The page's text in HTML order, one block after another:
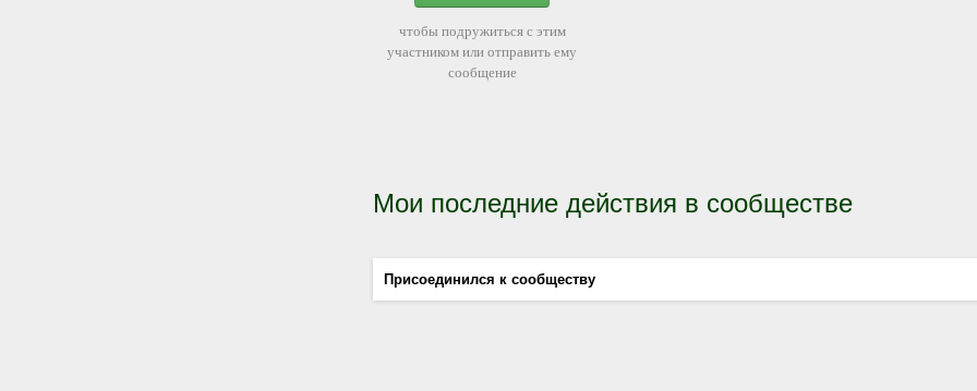
чтобы подружиться с этим
участником или отправить ему
сообщение
Мои последние действия в сообществе
Присоединился к сообществу